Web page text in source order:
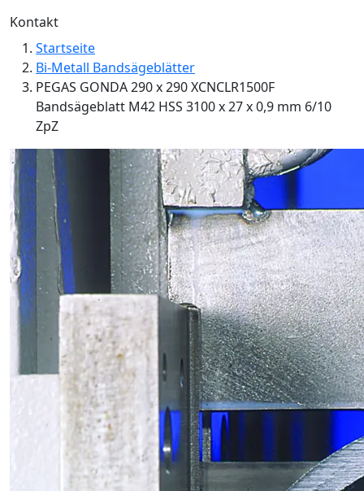
Kontakt
Startseite
Bi-Metall Bandsägeblätter
PEGAS GONDA 290 x 290 XCNCLR1500F
Bandsägeblatt M42 HSS 3100 x 27 x 0,9 mm 6/10
ZpZ